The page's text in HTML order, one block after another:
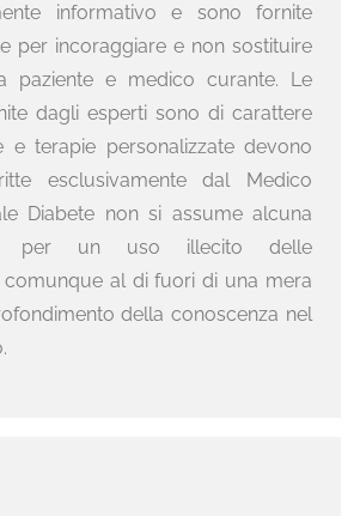
informativo e sono fornite
per incoraggiare e non sostituire
paziente e medico curante. Le
dagli esperti sono di carattere
e terapie personalizzate devono
esclusivamente dal Medico
Diabete non si assume alcuna
per un uso illecito delle
comunque al di fuori di una mera
della conoscenza nel